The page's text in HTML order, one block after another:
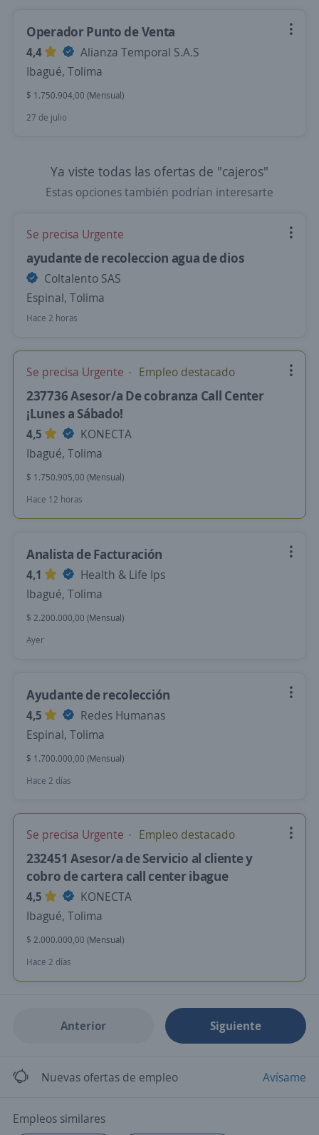
Operador Punto de Venta
4,4
Alianza Temporal S.A.S
Ibagué, Tolima
$ 1.750.904,00 (Mensual)
27 de julio
Ya viste todas las ofertas de "cajeros"
Estas opciones también podrían interesarte
Se precisa Urgente
ayudante de recoleccion agua de dios
Coltalento SAS
Espinal, Tolima
Hace 2 horas
Se precisa Urgente Empleo destacado
237736 Asesor/a De cobranza Call Center
¡Lunes a Sábado!
4,5
KONECTA
Ibagué, Tolima
$ 1.750.905,00 (Mensual)
Hace 12 horas
Analista de Facturación
4,1
Health & Life Ips
Ibagué, Tolima
$ 2.200.000,00 (Mensual)
Ayer
Ayudante de recolección
4,5
Redes Humanas
Espinal, Tolima
$ 1.700.000,00 (Mensual)
Hace 2 días
Se precisa Urgente Empleo destacado
232451 Asesor/a de Servicio al cliente y
cobro de cartera call center ibague
4,5
KONECTA
Ibagué, Tolima
$ 2.000.000,00 (Mensual)
Hace 2 días
Anterior Siguiente
Nuevas ofertas de empleo Avísame
Empleos similares